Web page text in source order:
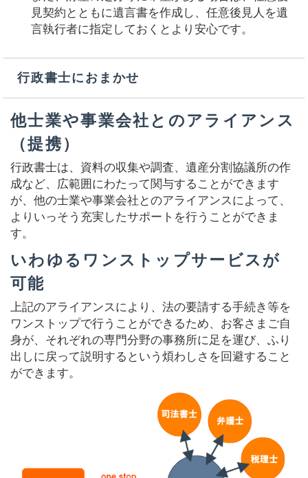
見契約とともに遺言書を作成し、任意後見人を遺
言執行者に指定しておくとより安心です。
行政書士におまかせ
他士業や事業会社とのアライアンス
（提携）
行政書士は、資料の収集や調査、遺産分割協議所の作
成など、広範囲にわたって関与することができます
が、他の士業や事業会社とのアライアンスによって、
よりいっそう充実したサポートを行うことができま
す。
いわゆるワンストップサービスが
可能
上記のアライアンスにより、法の要請する手続き等を
ワンストップで行うことができるため、お客さまご自
身が、それぞれの専門分野の事務所に足を運び、ふり
出しに戻って説明するという煩わしさを回避すること
ができます。